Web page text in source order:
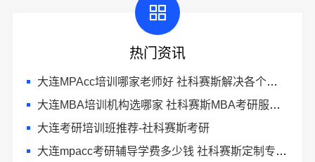
热门资讯
大连MPAcc培训哪家老师好 社科赛斯解决各个阶段备考需求
大连MBA培训机构选哪家 社科赛斯MBA考研服务人才伴您成长
大连考研培训班推荐-社科赛斯考研
大连mpacc考研辅导学费多少钱 社科赛斯定制专业辅导规划